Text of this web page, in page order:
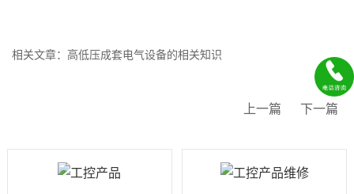
相关文章：高低压成套电气设备的相关知识
上一篇 下一篇